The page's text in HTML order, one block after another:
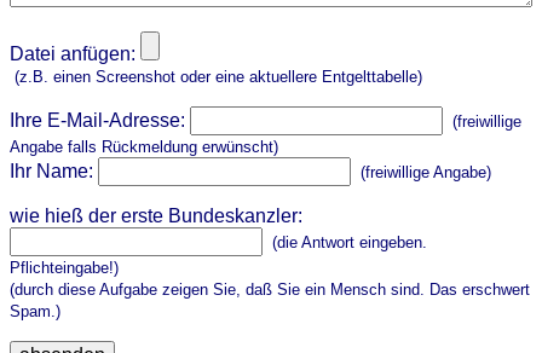
Datei anfügen:
(z.B. einen Screenshot oder eine aktuellere Entgelttabelle)
Ihre E-Mail-Adresse:
(freiwillige
Angabe falls Rückmeldung erwünscht)
Ihr Name: (freiwillige Angabe)
wie hieß der erste Bundeskanzler:
(die Antwort eingeben.
Pflichteingabe!)
(durch diese Aufgabe zeigen Sie, daß Sie ein Mensch sind. Das erschwert
Spam.)